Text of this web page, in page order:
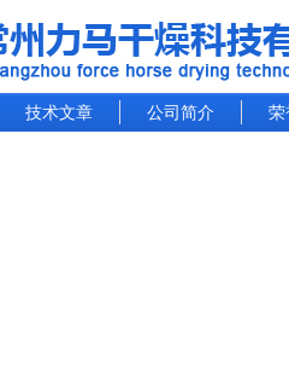
技术文章 公司简介 荣